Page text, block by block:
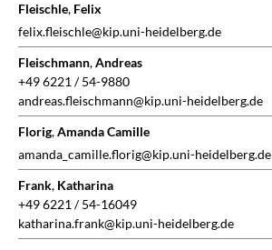
Fleischle, Felix
felix.fleischle@kip.uni-heidelberg.de
Fleischmann,Andreas
+49 6221 / 54-9880
andreas.fleischmann@kip.uni-heidelberg.de
Florig,Amanda Camille
amanda_camille.florig@kip.uni-heidelberg.de
Frank, Katharina
+49 6221 / 54-16049
katharina.frank@kip.uni-heidelberg.de